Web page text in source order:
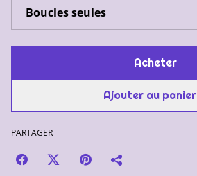
Acheter
Ajouter au panier
PARTAGER